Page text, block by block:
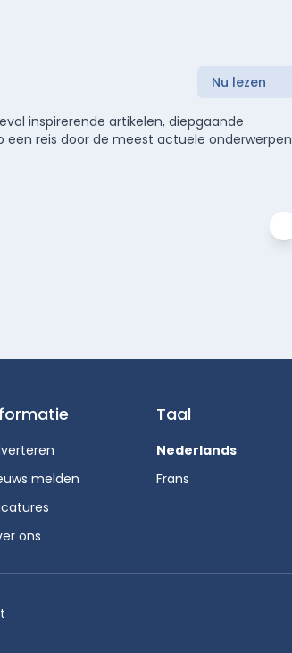
Nu lezen
inspirerende artikelen, diepgaande
reis door de meest actuele onderwerpen
melden
ons
Taal
Nederlands
Frans